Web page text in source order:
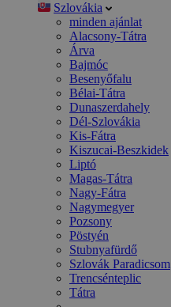
Szlovákia
minden ajánlat
Alacsony-Tátra
Árva
Bajmóc
Besenyőfalu
Bélai-Tátra
Dunaszerdahely
Dél-Szlovákia
Kis-Fátra
Kiszucai-Beszkidek
Liptó
Magas-Tátra
Nagy-Fátra
Nagymegyer
Pozsony
Pöstyén
Stubnyafürdő
Szlovák Paradicsom
Trencsénteplic
Tátra